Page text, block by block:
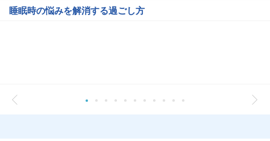
睡眠時の悩みを解消する過ごし方